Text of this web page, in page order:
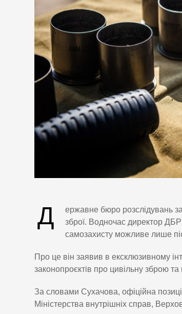
Д
ержавне бюро розслідувань
зброї. Водночас директор
самозахисту можливе лише
Про це він заявив в ексклюзивному
законопроєктів про цивільну зброю
За словами Сухачова, офіційна
Міністерства внутрішніх справ,